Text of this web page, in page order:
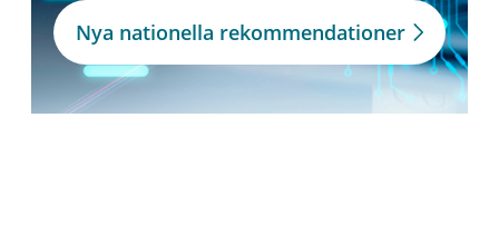
Nya nationella rekommendationer